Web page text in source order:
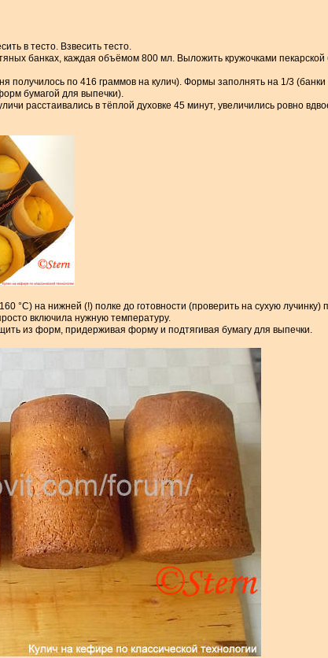
в тесто. Взвесить тесто.
банках, каждая объёмом 800 мл. Выложить кружочками
получилось по 416 граммов на кулич). Формы заполнять на 1/3
бумагой для выпечки).
расстаивались в тёплой духовке 45 минут, увеличились ровно
°С) на нижней (!) полке до готовности (проверить на сухую лучинку)
включила нужную температуру.
из форм, придерживая форму и подтягивая бумагу для выпечки.